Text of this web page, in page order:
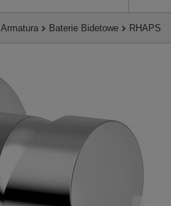
Armatura Baterie Bidetowe